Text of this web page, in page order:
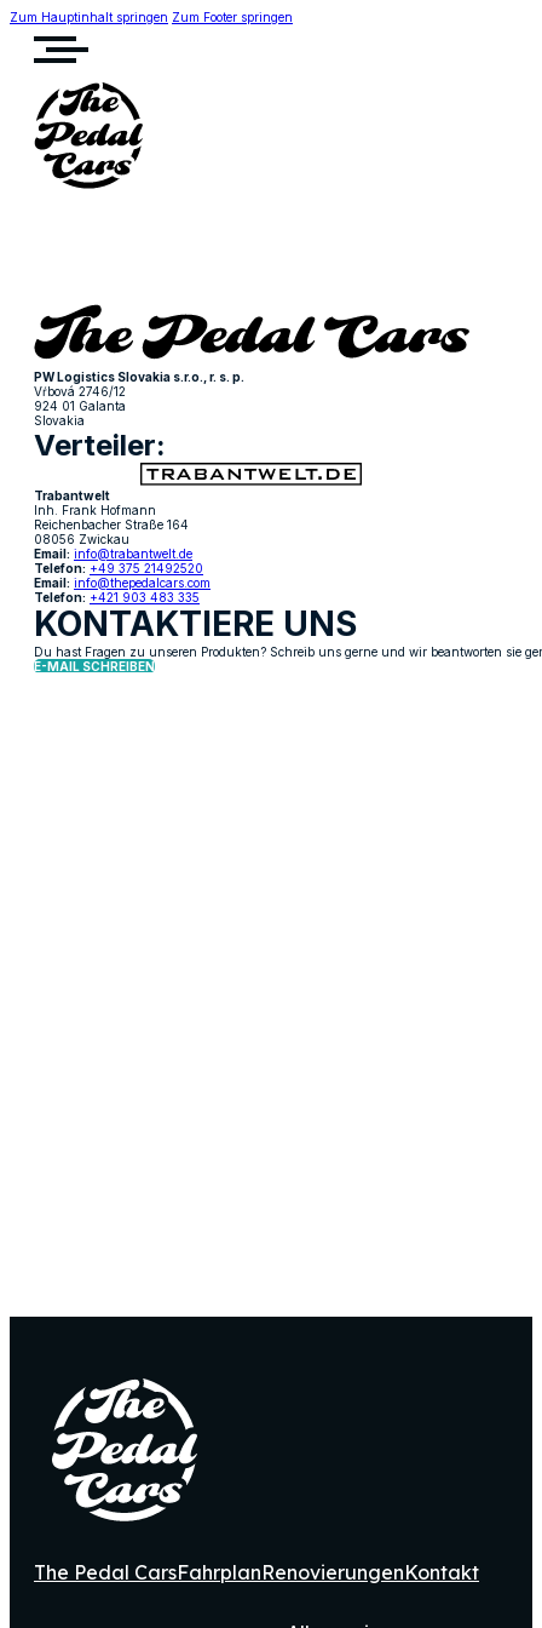
Zum Hauptinhalt springen Zum Footer springen
PW Logistics Slovakia s.r.o., r. s. p.
Vŕbová 2746/12
924 01 Galanta
Slovakia
Verteiler:
Trabantwelt
Inh. Frank Hofmann
Reichenbacher Straße 164
08056 Zwickau
Email: info@trabantwelt.de
Telefon: +49 375 21492520
Email: info@thepedalcars.com
Telefon: +421 903 483 335
KONTAKTIERE UNS
Du hast Fragen zu unseren Produkten? Schreib uns gerne und wir beantworten sie
E-MAIL SCHREIBEN
The Pedal CarsFahrplanRenovierungenKontakt